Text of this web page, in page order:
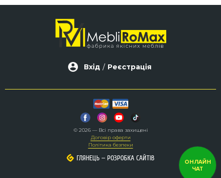
Вхід / Реєстрація
© 2026 — Всі права захищені
Договір оферти
Політика безпеки
ГЛЯНЕЦЬ – РОЗРОБКА САЙТІВ
ГЛЯНЕЦЬ – РОЗРОБКА САЙТІВ
ОНЛАЙН
ЧАТ